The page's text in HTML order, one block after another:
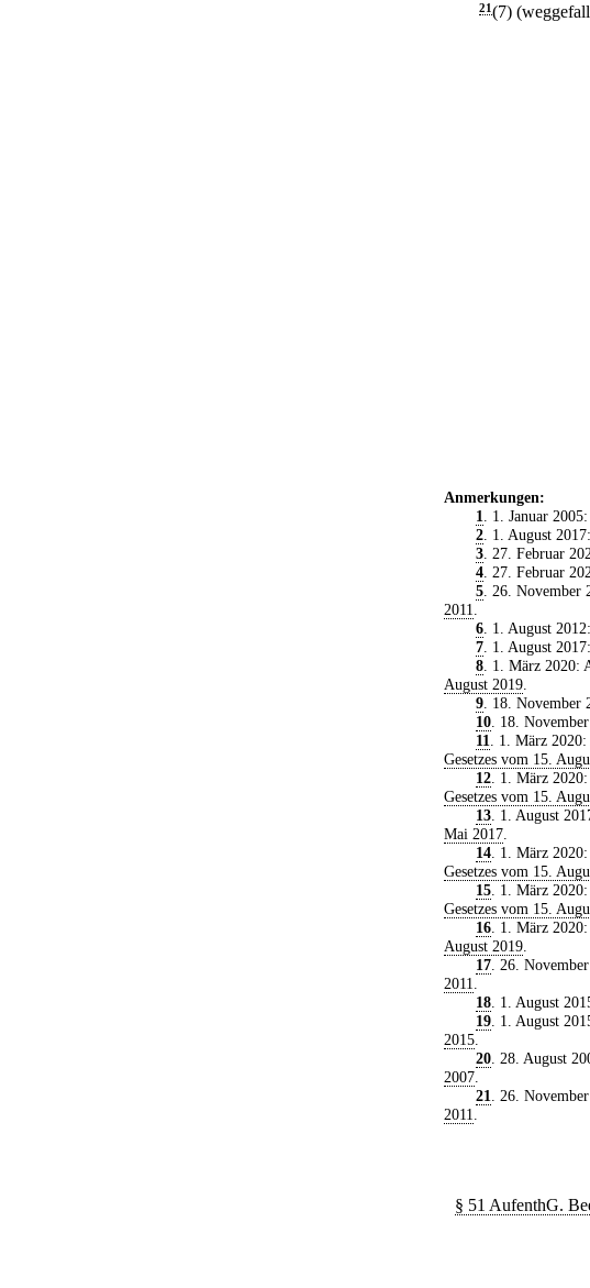
21 (7)
Anmerkungen:
1
. 1. Januar
2. 1. August
3. 27. Februar
4. 27. Februar
5. 26. November
2011
6. 1. August
7. 1. August
8. 1. März 2020:
August 2019
9. 18. November
10. 18.
11
. 1. März
Gesetzes vom 15.
12. 1. März
Gesetzes vom 15.
13. 1. August
Mai 2017
14. 1. März
Gesetzes vom 15.
15. 1. März
Gesetzes vom 15.
16. 1. März
August 2019
17. 26.
2011
18. 1. August
19. 1. August
2015
20. 28. August
2007
21
. 26.
2011
§ 51 AufenthG.